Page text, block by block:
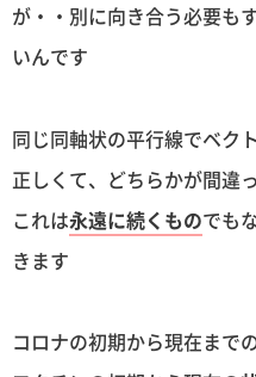
が・・別に向き合う必要も
いんです
同じ同軸状の平行線でベク
正しくて、どちらかが間違
これは永遠に続くものでも
きます
コロナの初期から現在まで